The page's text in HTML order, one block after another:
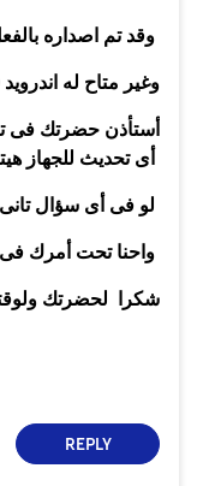
وغير متاح له اندرويد
أستأذن حضرتك فى
شكرا لحضرتك
REPLY